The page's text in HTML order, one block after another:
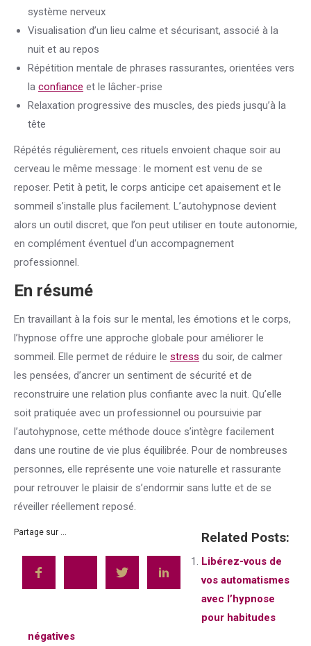
système nerveux
Visualisation d’un lieu calme et sécurisant, associé à la
nuit et au repos
Répétition mentale de phrases rassurantes, orientées vers
la confiance et le lâcher-prise
Relaxation progressive des muscles, des pieds jusqu’à la
tête
Répétés régulièrement, ces rituels envoient chaque soir au
cerveau le même message : le moment est venu de se
reposer. Petit à petit, le corps anticipe cet apaisement et le
sommeil s’installe plus facilement. L’autohypnose devient
alors un outil discret, que l’on peut utiliser en toute autonomie,
en complément éventuel d’un accompagnement
professionnel.
En résumé
En travaillant à la fois sur le mental, les émotions et le corps,
l’hypnose offre une approche globale pour améliorer le
sommeil. Elle permet de réduire le stress du soir, de calmer
les pensées, d’ancrer un sentiment de sécurité et de
reconstruire une relation plus confiante avec la nuit. Qu’elle
soit pratiquée avec un professionnel ou poursuivie par
l’autohypnose, cette méthode douce s’intègre facilement
dans une routine de vie plus équilibrée. Pour de nombreuses
personnes, elle représente une voie naturelle et rassurante
pour retrouver le plaisir de s’endormir sans lutte et de se
réveiller réellement reposé.
Partage sur ... Related Posts:
Libérez-vous de
vos automatismes
avec l’hypnose
pour habitudes
négatives